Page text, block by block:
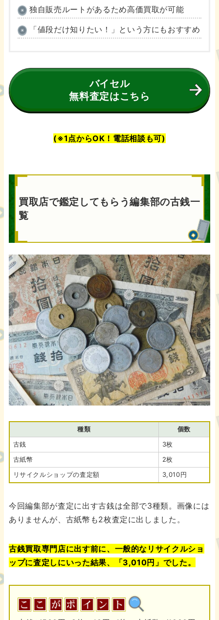
独自販売ルートがあるため高価買取が可能
「値段だけ知りたい！」という方にもおすすめ
バイセル
無料査定はこちら
(※1点からOK！電話相談も可)
買取店で鑑定してもらう編集部の古銭一
覧
種類
個数
古銭
3枚
古紙幣
2枚
リサイクルショップの査定額
3,010円
今回編集部が査定に出す古銭は全部で3種類。画像には
ありませんが、古紙幣も2枚査定に出しました。
古銭買取専門店に出す前に、一般的なリサイクルショ
ップに査定しにいった結果、「3,010円」でした。